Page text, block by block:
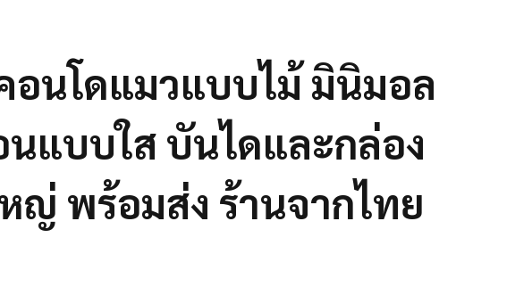
อนโดแมวแบบไม้ มินิมอล
แบบใส บันไดและกล่อง
ญ่ พร้อมส่ง ร้านจากไทย